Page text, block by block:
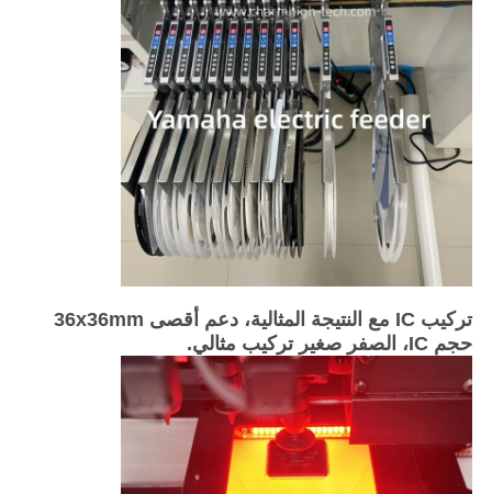
تركيب IC مع النتيجة المثالية، دعم أقصى 36x36mm
حجم IC، الصفر صغير تركيب مثالي.